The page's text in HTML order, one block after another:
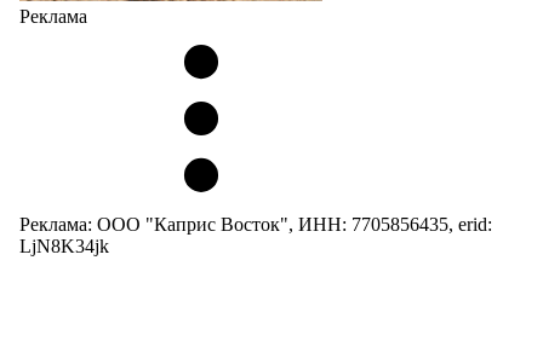
Реклама
Реклама: ООО "Каприс Восток", ИНН: 7705856435, erid:
LjN8K34jk